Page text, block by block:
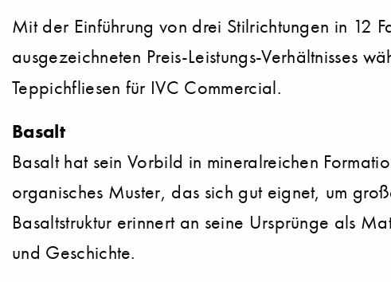
Mit der Einführung von drei Stilrichtungen in 12
ausgezeichneten Preis-Leistungs-Verhältnisses
Teppichfliesen für IVC Commercial.
Basalt
Basalt hat sein Vorbild in mineralreichen
organisches Muster, das sich gut eignet, um
Basaltstruktur erinnert an seine Ursprünge als
und Geschichte.